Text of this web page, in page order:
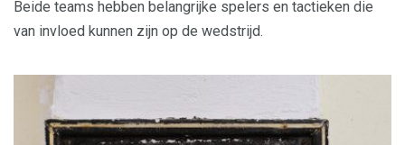
Beide teams hebben belangrijke spelers en tactieken die
van invloed kunnen zijn op de wedstrijd.